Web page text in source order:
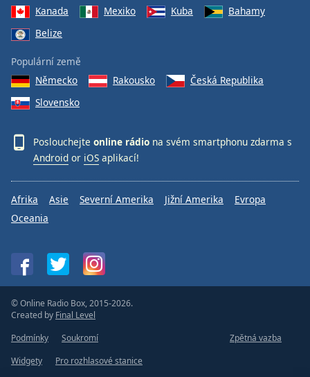
Kanada
Mexiko Kuba
Bahamy
Belize
Populární země
Německo
Rakousko
Česká Republika
Slovensko
Poslouchejte online rádio na svém smartphonu zdarma s
Android or iOS aplikací!
Afrika Asie Severní Amerika Jižní Amerika
Evropa
Oceania
© Online Radio Box, 2015-2026.
Created by Final Level
Podmínky
Soukromí
Zpětná vazba
Widgety
Pro rozhlasové stanice